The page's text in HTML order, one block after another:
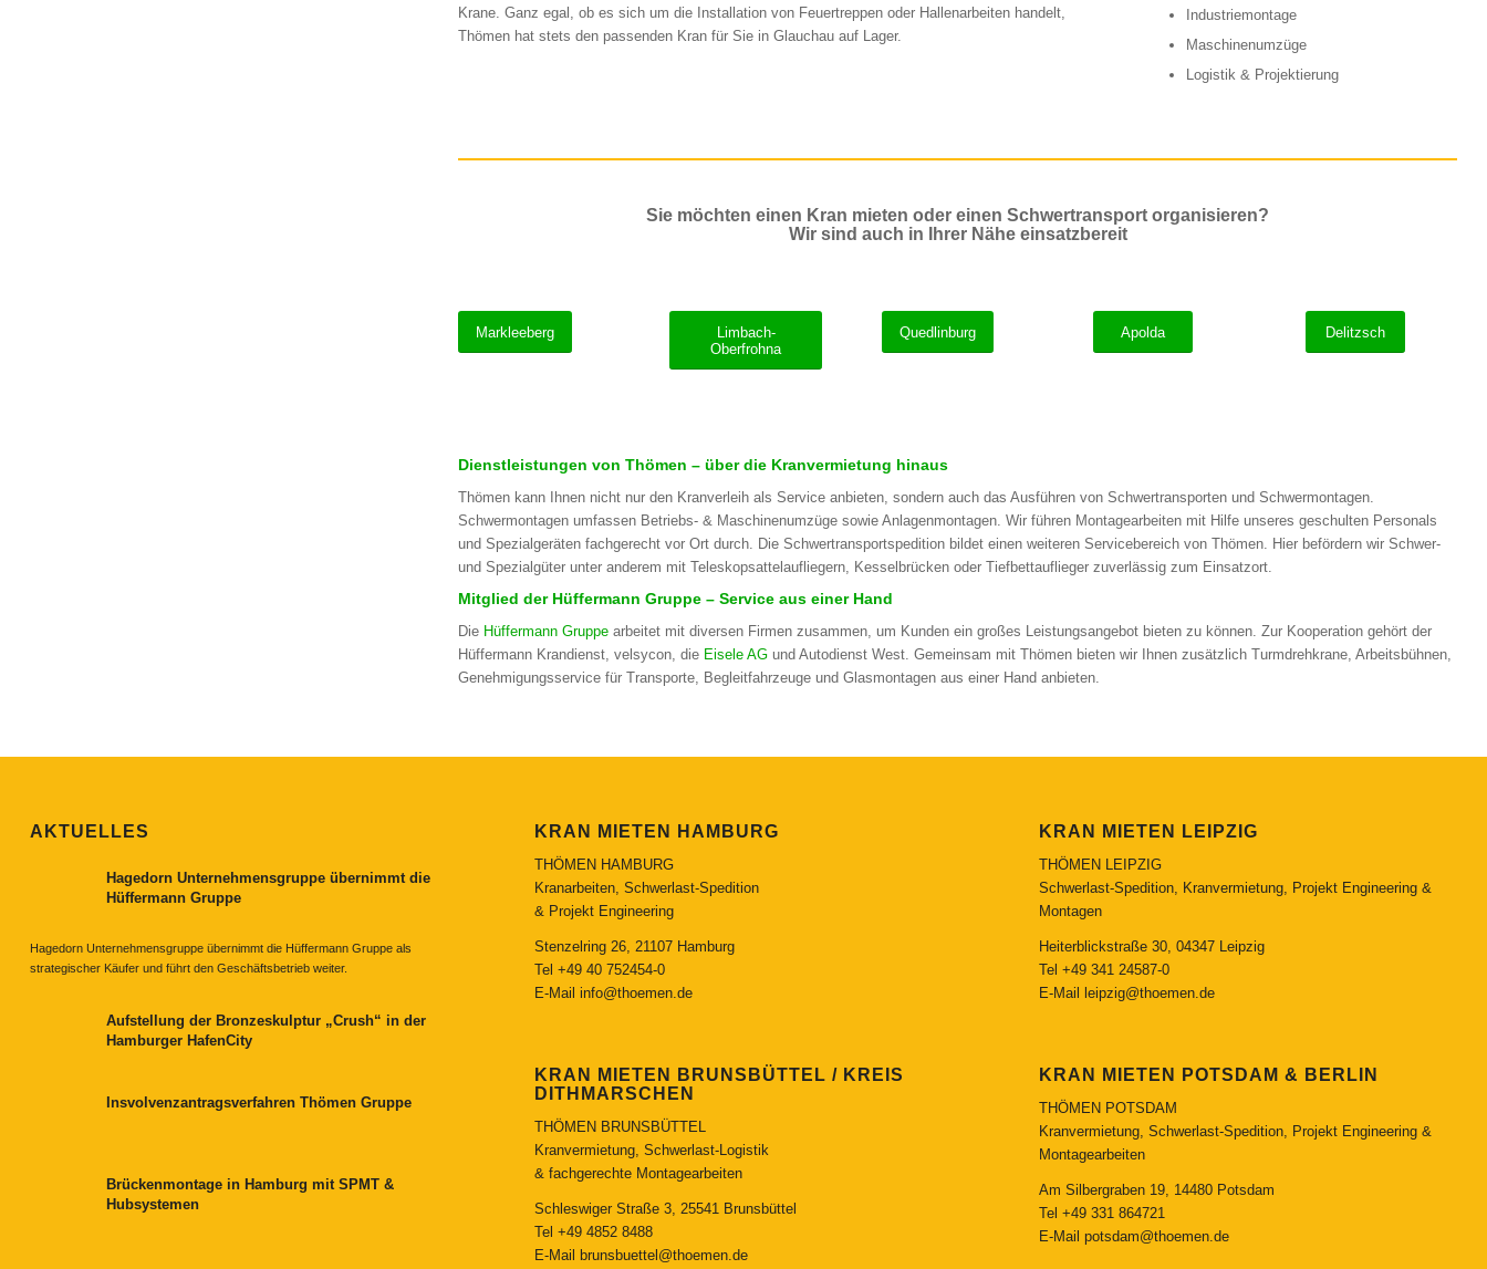
Krane. Ganz egal, ob es sich um die Installation von Feuertreppen oder Hallenarbeiten handelt,
Thömen hat stets den passenden Kran für Sie in Glauchau auf Lager.
Industriemontage
Maschinenumzüge
Logistik & Projektierung
Sie möchten einen Kran mieten oder einen Schwertransport organisieren?
Wir sind auch in Ihrer Nähe einsatzbereit
Markleeberg
Limbach-
Oberfrohna
Quedlinburg Apolda Delitzsch
Dienstleistungen von Thömen – über die Kranvermietung hinaus
Thömen kann Ihnen nicht nur den Kranverleih als Service anbieten, sondern auch das Ausführen von Schwertransporten und Schwermontagen.
Schwermontagen umfassen Betriebs- & Maschinenumzüge sowie Anlagenmontagen. Wir führen Montagearbeiten mit Hilfe unseres geschulten Personals
und Spezialgeräten fachgerecht vor Ort durch. Die Schwertransportspedition bildet einen weiteren Servicebereich von Thömen. Hier befördern wir Schwer-
und Spezialgüter unter anderem mit Teleskopsattelaufliegern, Kesselbrücken oder Tiefbettauflieger zuverlässig zum Einsatzort.
Mitglied der Hüffermann Gruppe – Service aus einer Hand
Die Hüffermann Gruppe arbeitet mit diversen Firmen zusammen, um Kunden ein großes Leistungsangebot bieten zu können. Zur Kooperation gehört der
Hüffermann Krandienst, velsycon, die Eisele AG und Autodienst West. Gemeinsam mit Thömen bieten wir Ihnen zusätzlich Turmdrehkrane, Arbeitsbühnen,
Genehmigungsservice für Transporte, Begleitfahrzeuge und Glasmontagen aus einer Hand anbieten.
AKTUELLES
Hagedorn Unternehmensgruppe übernimmt die
Hüffermann Gruppe
Hagedorn Unternehmensgruppe übernimmt die Hüffermann Gruppe als
strategischer Käufer und führt den Geschäftsbetrieb weiter.
Aufstellung der Bronzeskulptur „Crush“ in der
Hamburger HafenCity
Insvolvenzantragsverfahren Thömen Gruppe
Brückenmontage in Hamburg mit SPMT &
Hubsystemen
KRAN MIETEN HAMBURG
THÖMEN HAMBURG
Kranarbeiten, Schwerlast-Spedition
& Projekt Engineering
Stenzelring 26, 21107 Hamburg
Tel +49 40 752454-0
E-Mail info@thoemen.de
KRAN MIETEN BRUNSBÜTTEL / KREIS
DITHMARSCHEN
THÖMEN BRUNSBÜTTEL
Kranvermietung, Schwerlast-Logistik
& fachgerechte Montagearbeiten
Schleswiger Straße 3, 25541 Brunsbüttel
Tel +49 4852 8488
E-Mail
brunsbuettel@thoemen.de
KRAN MIETEN LEIPZIG
THÖMEN LEIPZIG
Schwerlast-Spedition, Kranvermietung, Projekt Engineering &
Montagen
Heiterblickstraße 30, 04347 Leipzig
Tel +49 341 24587-0
E-Mail
leipzig@thoemen.de
KRAN MIETEN POTSDAM & BERLIN
THÖMEN POTSDAM
Kranvermietung, Schwerlast-Spedition, Projekt Engineering &
Montagearbeiten
Am Silbergraben 19, 14480 Potsdam
Tel +49 331 864721
E-Mail potsdam@thoemen.de